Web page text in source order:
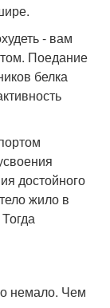
- вам
Поедание
белка
достойного
жило в
немало. Чем